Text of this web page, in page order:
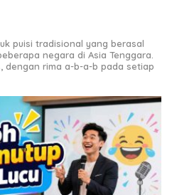
puisi tradisional yang berasal
negara di Asia Tenggara.
dengan rima a-b-a-b pada setiap